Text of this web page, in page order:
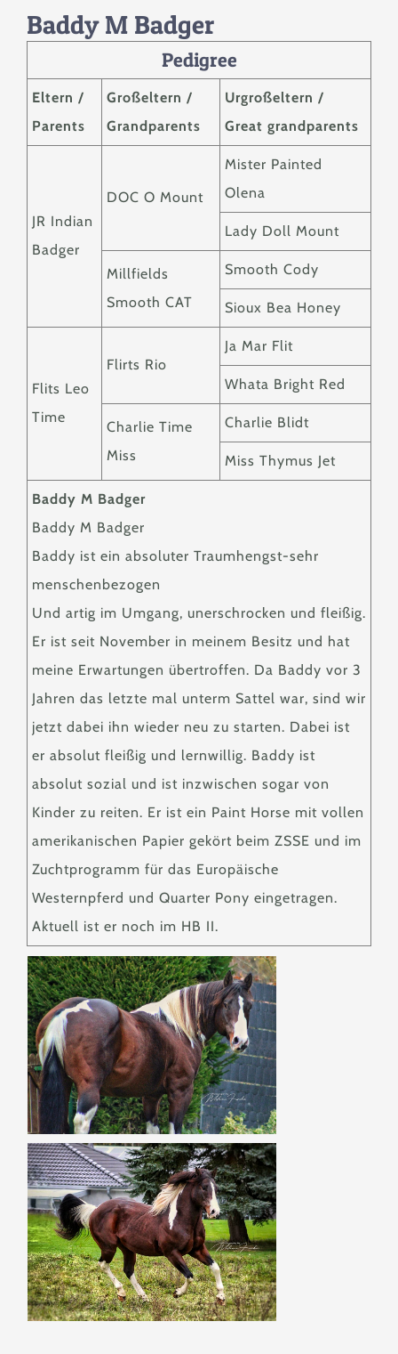
Service
Baddy M Badger
Pedigree
Eltern /
Parents
Großeltern /
Grandparents
Urgroßeltern /
Great grandparents
JR Indian
Badger
DOC O Mount
Mister Painted
Olena
Lady Doll Mount
Millfields
Smooth CAT
Smooth Cody
Sioux Bea Honey
Flits Leo
Time
Flirts Rio
Ja Mar Flit
Whata Bright Red
Charlie Time
Miss
Charlie Blidt
Miss Thymus Jet
Baddy M Badger
Baddy M Badger
Baddy ist ein absoluter Traumhengst-sehr
menschenbezogen
Und artig im Umgang, unerschrocken und fleißig.
Er ist seit November in meinem Besitz und hat
meine Erwartungen übertroffen. Da Baddy vor 3
Jahren das letzte mal unterm Sattel war, sind wir
jetzt dabei ihn wieder neu zu starten. Dabei ist
er absolut fleißig und lernwillig. Baddy ist
absolut sozial und ist inzwischen sogar von
Kinder zu reiten. Er ist ein Paint Horse mit vollen
amerikanischen Papier gekört beim ZSSE und im
Zuchtprogramm für das Europäische
Westernpferd und Quarter Pony eingetragen.
Aktuell ist er noch im HB II.